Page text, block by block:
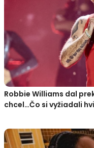
Robbie Williams dal
chcel…Čo si vyžiadali